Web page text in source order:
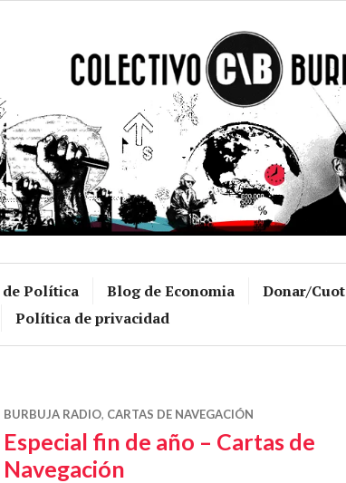
Política Blog de Economia Donar/
Política de privacidad
BURBUJA RADIO, CARTAS DE NAVEGACIÓN
Especial fin de año – Cartas de
Navegación